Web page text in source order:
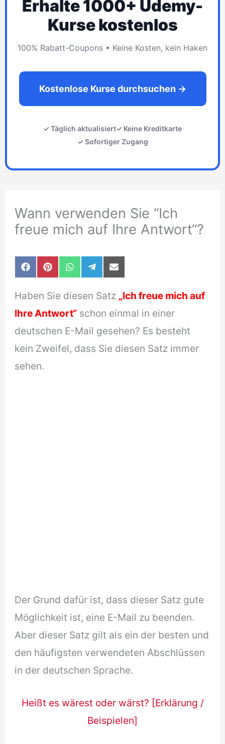
Erhalte 1000+ Udemy-
Kurse kostenlos
100% Rabatt-Coupons • Keine Kosten, kein Haken
Kostenlose Kurse durchsuchen →
✓ Täglich aktualisiert✓ Keine Kreditkarte
✓ Sofortiger Zugang
Wann verwenden Sie “Ich
freue mich auf Ihre Antwort“?
Share
on
F
a
e
b
o
o
k
Share
on
P
i
n
t
e
r
e
s
t
Share
on
W
h
t
s
A
p
p
Share
on
e
l
e
g
r
a
m
Share
on
E
-
m
a
i
l
Haben Sie diesen Satz „Ich freue mich auf
Ihre Antwort“ schon einmal in einer
deutschen E-Mail gesehen? Es besteht
kein Zweifel, dass Sie diesen Satz immer
sehen.
Der Grund dafür ist, dass dieser Satz gute
Möglichkeit ist, eine E-Mail zu beenden.
Aber dieser Satz gilt als ein der besten und
den häufigsten verwendeten Abschlüssen
in der deutschen Sprache.
Heißt es wärest oder wärst? [Erklärung /
Beispielen]